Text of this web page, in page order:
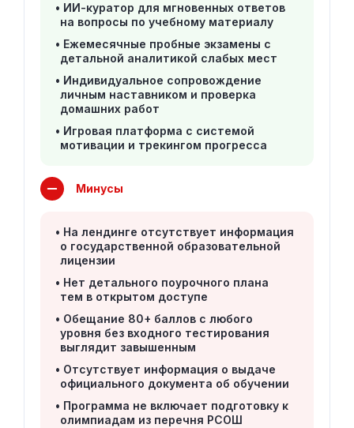
ИИ-куратор для мгновенных ответов
на вопросы по учебному материалу
Ежемесячные пробные экзамены с
детальной аналитикой слабых мест
Индивидуальное сопровождение
личным наставником и проверка
домашних работ
Игровая платформа с системой
мотивации и трекингом прогресса
Минусы
На лендинге отсутствует информация
о государственной образовательной
лицензии
Нет детального поурочного плана
тем в открытом доступе
Обещание 80+ баллов с любого
уровня без входного тестирования
выглядит завышенным
Отсутствует информация о выдаче
официального документа об обучении
Программа не включает подготовку к
олимпиадам из перечня РСОШ